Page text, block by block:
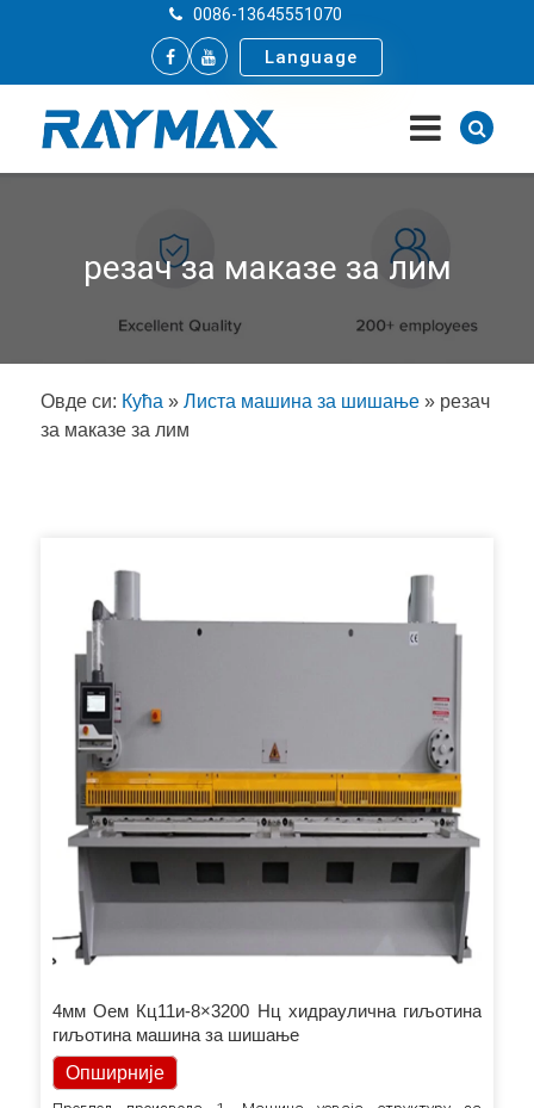
0086-13645551070
Language
резач за маказе за лим
Овде си: Кућа » Листа машина за шишање » резач
за маказе за лим
4мм Оем Кц11и-8×3200 Нц хидраулична гиљотина
гиљотина машина за шишање
Опширније